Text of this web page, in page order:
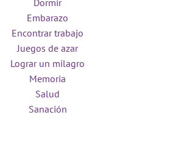
Dormir
Embarazo
Encontrar trabajo
Juegos de azar
Lograr un milagro
Memoria
Salud
Sanación